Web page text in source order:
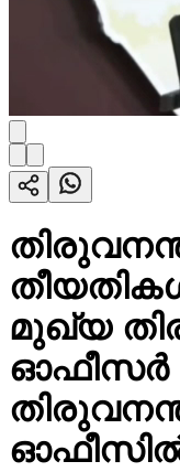
തീയതികൾ
മുഖ്യ
ഓഫീസർ